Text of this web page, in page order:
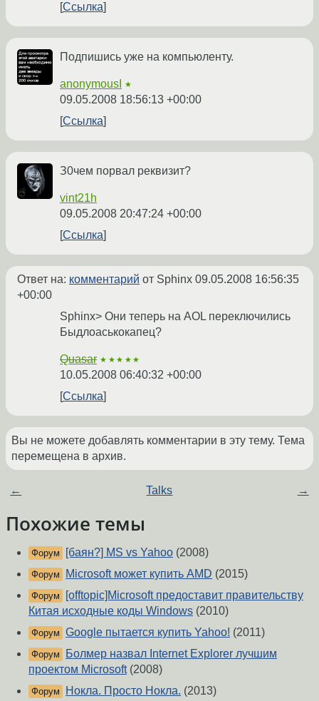
Ссылка
Подпишись уже на компьюленту.
anonymousI ★
09.05.2008 18:56:13 +00:00
Ссылка
З0чем порвал реквизит?
vint21h
09.05.2008 20:47:24 +00:00
Ссылка
Ответ на: комментарий от Sphinx 09.05.2008 16:56:35
+00:00
Sphinx> Они теперь на AOL переключились
Быдлоаськокапец?
Quasar ★★★★★
10.05.2008 06:40:32 +00:00
Ссылка
Вы не можете добавлять комментарии в эту тему. Тема
перемещена в архив.
← Talks →
Похожие темы
Форум [баян?] MS vs Yahoo (2008)
Форум Microsoft может купить AMD (2015)
Форум
[offtopic]Microsoft предоставит правительству
Китая исходные коды Windows (2010)
Форум Google пытается купить Yahoo! (2011)
Форум
Болмер назвал Internet Explorer лучшим
проектом Microsoft(2008)
Форум Нокла. Просто Нокла. (2013)